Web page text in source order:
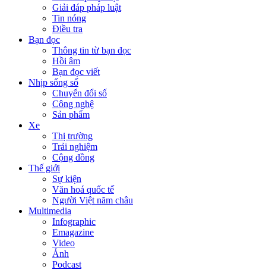
Giải đáp pháp luật
Tin nóng
Điều tra
Bạn đọc
Thông tin từ bạn đọc
Hồi âm
Bạn đọc viết
Nhịp sống số
Chuyển đổi số
Công nghệ
Sản phẩm
Xe
Thị trường
Trải nghiệm
Cộng đồng
Thế giới
Sự kiện
Văn hoá quốc tế
Người Việt năm châu
Multimedia
Infographic
Emagazine
Video
Ảnh
Podcast